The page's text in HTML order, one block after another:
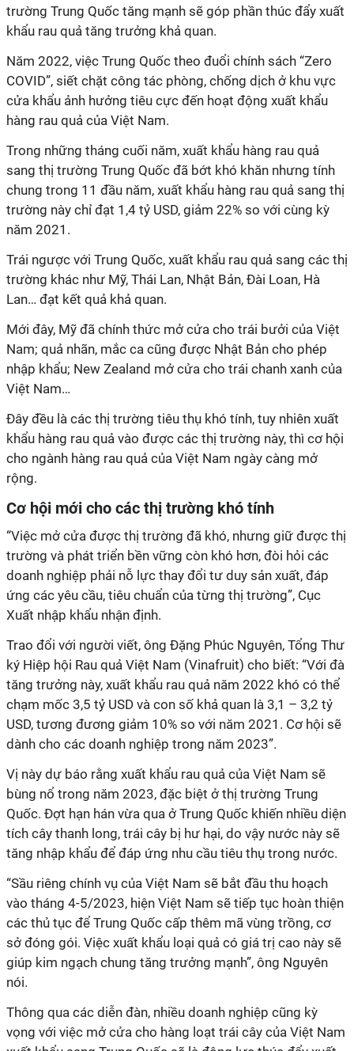
trường Trung Quốc tăng mạnh sẽ góp phần thúc đẩy xuất
khẩu rau quả tăng trưởng khả quan.
Năm 2022, việc Trung Quốc theo đuổi chính sách “Zero
COVID”, siết chặt công tác phòng, chống dịch ở khu vực
cửa khẩu ảnh hưởng tiêu cực đến hoạt động xuất khẩu
hàng rau quả của Việt Nam.
Trong những tháng cuối năm, xuất khẩu hàng rau quả
sang thị trường Trung Quốc đã bớt khó khăn nhưng tính
chung trong 11 đầu năm, xuất khẩu hàng rau quả sang thị
trường này chỉ đạt 1,4 tỷ USD, giảm 22% so với cùng kỳ
năm 2021.
Trái ngược với Trung Quốc, xuất khẩu rau quả sang các thị
trường khác như Mỹ, Thái Lan, Nhật Bản, Đài Loan, Hà
Lan… đạt kết quả khả quan.
Mới đây, Mỹ đã chính thức mở cửa cho trái bưởi của Việt
Nam; quả nhãn, mắc ca cũng được Nhật Bản cho phép
nhập khẩu; New Zealand mở cửa cho trái chanh xanh của
Việt Nam…
Đây đều là các thị trường tiêu thụ khó tính, tuy nhiên xuất
khẩu hàng rau quả vào được các thị trường này, thì cơ hội
cho ngành hàng rau quả của Việt Nam ngày càng mở
rộng.
Cơ hội mới cho các thị trường khó tính
“Việc mở cửa được thị trường đã khó, nhưng giữ được thị
trường và phát triển bền vững còn khó hơn, đòi hỏi các
doanh nghiệp phải nỗ lực thay đổi tư duy sản xuất, đáp
ứng các yêu cầu, tiêu chuẩn của từng thị trường”, Cục
Xuất nhập khẩu nhận định.
Trao đổi với người viết, ông Đặng Phúc Nguyên, Tổng Thư
ký Hiệp hội Rau quả Việt Nam (Vinafruit) cho biết: “Với đà
tăng trưởng này, xuất khẩu rau quả năm 2022 khó có thể
chạm mốc 3,5 tỷ USD và con số khả quan là 3,1 – 3,2 tỷ
USD, tương đương giảm 10% so với năm 2021. Cơ hội sẽ
dành cho các doanh nghiệp trong năm 2023”.
Vị này dự báo rằng xuất khẩu rau quả của Việt Nam sẽ
bùng nổ trong năm 2023, đặc biệt ở thị trường Trung
Quốc. Đợt hạn hán vừa qua ở Trung Quốc khiến nhiều diện
tích cây thanh long, trái cây bị hư hại, do vậy nước này sẽ
tăng nhập khẩu để đáp ứng nhu cầu tiêu thụ trong nước.
“Sầu riêng chính vụ của Việt Nam sẽ bắt đầu thu hoạch
vào tháng 4-5/2023, hiện Việt Nam sẽ tiếp tục hoàn thiện
các thủ tục để Trung Quốc cấp thêm mã vùng trồng, cơ
sở đóng gói. Việc xuất khẩu loại quả có giá trị cao này sẽ
giúp kim ngạch chung tăng trưởng mạnh”, ông Nguyên
nói.
Thông qua các diễn đàn, nhiều doanh nghiệp cũng kỳ
vọng với việc mở cửa cho hàng loạt trái cây của Việt Nam